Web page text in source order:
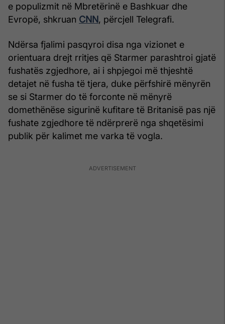
e populizmit në Mbretërinë e Bashkuar dhe
Evropë, shkruan CNN, përcjell Telegrafi.
Ndërsa fjalimi pasqyroi disa nga vizionet e
orientuara drejt rritjes që Starmer parashtroi gjatë
fushatës zgjedhore, ai i shpjegoi më thjeshtë
detajet në fusha të tjera, duke përfshirë mënyrën
se si Starmer do të forconte në mënyrë
domethënëse sigurinë kufitare të Britanisë pas një
fushate zgjedhore të ndërprerë nga shqetësimi
publik për kalimet me varka të vogla.